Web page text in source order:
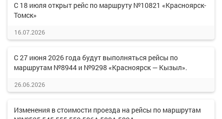
С 18 июля открыт рейс по маршруту №10821 «Красноярск-
Томск»
16.07.2026
С 27 июня 2026 года будут выполняться рейсы по
маршрутам №8944 и №9298 «Красноярск — Кызыл».
26.06.2026
Изменения в стоимости проезда на рейсы по маршрутам